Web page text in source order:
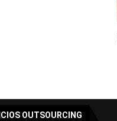
OUTSOURCING